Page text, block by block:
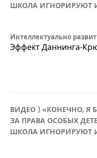
ШКОЛА ИГНОРИРУЮТ
Интеллектуально
Эффект Даннинга-
ВИДЕО ⟩ «КОНЕЧНО, Я
ЗА ПРАВА ОСОБЫХ
ШКОЛА ИГНОРИРУЮТ